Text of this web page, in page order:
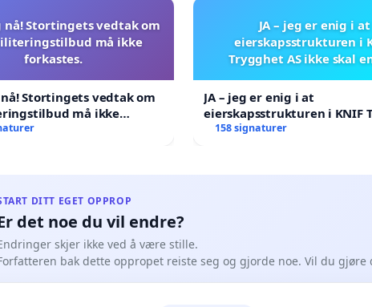
nå! Stortingets vedtak om
må ikke
forkastes.
Stortingets vedtak om
må ikke
JA – jeg er enig i at
eierskapsstrukturen i
Trygghet AS ikke skal
JA – jeg er enig i at
eierskapsstrukturen i KNIF
AS ikke skal endres
158 signaturer
DITT EGET OPPROP
det noe du vil endre?
skjer ikke ved å være stille.
bak dette oppropet reiste seg og gjorde noe. Vil du gjøre